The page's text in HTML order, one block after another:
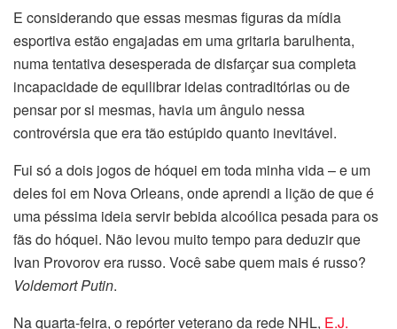
E considerando que essas mesmas figuras da mídia
esportiva estão engajadas em uma gritaria barulhenta,
numa tentativa desesperada de disfarçar sua completa
incapacidade de equilibrar ideias contraditórias ou de
pensar por si mesmas, havia um ângulo nessa
controvérsia que era tão estúpido quanto inevitável.
Fui só a dois jogos de hóquei em toda minha vida – e um
deles foi em Nova Orleans, onde aprendi a lição de que é
uma péssima ideia servir bebida alcoólica pesada para os
fãs do hóquei. Não levou muito tempo para deduzir que
Ivan Provorov era russo. Você sabe quem mais é russo?
Voldemort Putin.
Na quarta-feira, o repórter veterano da rede NHL, E.J.